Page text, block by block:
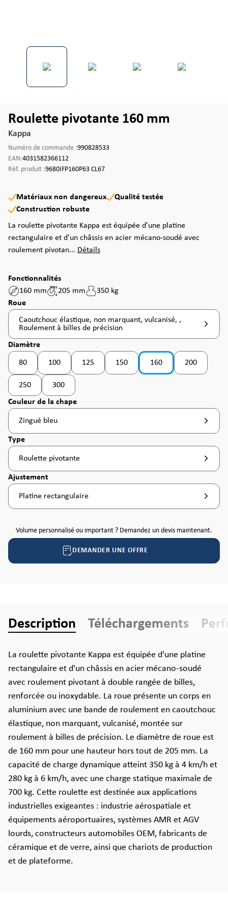
Roulette pivotante 160 mm
Kappa
Numéro de commande :990828533
EAN:4031582366112
Réf. produit :9680IFP160P63 CL67
Matériaux non dangereux
Qualité testée
Construction robuste
La roulette pivotante Kappa est équipée d'une platine
rectangulaire et d'un châssis en acier mécano-soudé avec
roulement pivotan... Détails
Fonctionnalités
160 mm
205 mm
350 kg
Sélectionnez
Roue
Caoutchouc élastique, non marquant, vulcanisé, ,
Roulement à billes de précision
Sélectionnez
Diamètre
80
(Cette option n'est pas disponible pour le moment. )
100
(Cette option n'est pas disponible pour le moment. )
125 150
(Cette option n'est pas disponible
160 200
250 300
(Cette option n'est pas disponible pour le moment. )
Sélectionnez
Couleur de la chape
Zingué bleu
Sélectionnez
Type
Roulette pivotante
Sélectionnez
Ajustement
Platine rectangulaire
Volume personnalisé ou important ? Demandez un devis maintenant.
DEMANDER UNE OFFRE
Description Téléchargements
La roulette pivotante Kappa est équipée d'une platine
rectangulaire et d'un châssis en acier mécano-soudé
avec roulement pivotant à double rangée de billes,
renforcée ou inoxydable. La roue présente un corps en
aluminium avec une bande de roulement en caoutchouc
élastique, non marquant, vulcanisé, montée sur
roulement à billes de précision. Le diamètre de roue est
de 160 mm pour une hauteur hors tout de 205 mm. La
capacité de charge dynamique atteint 350 kg à 4 km/h et
280 kg à 6 km/h, avec une charge statique maximale de
700 kg. Cette roulette est destinée aux applications
industrielles exigeantes : industrie aérospatiale et
équipements aéroportuaires, systèmes AMR et AGV
lourds, constructeurs automobiles OEM, fabricants de
céramique et de verre, ainsi que chariots de production
et de plateforme.